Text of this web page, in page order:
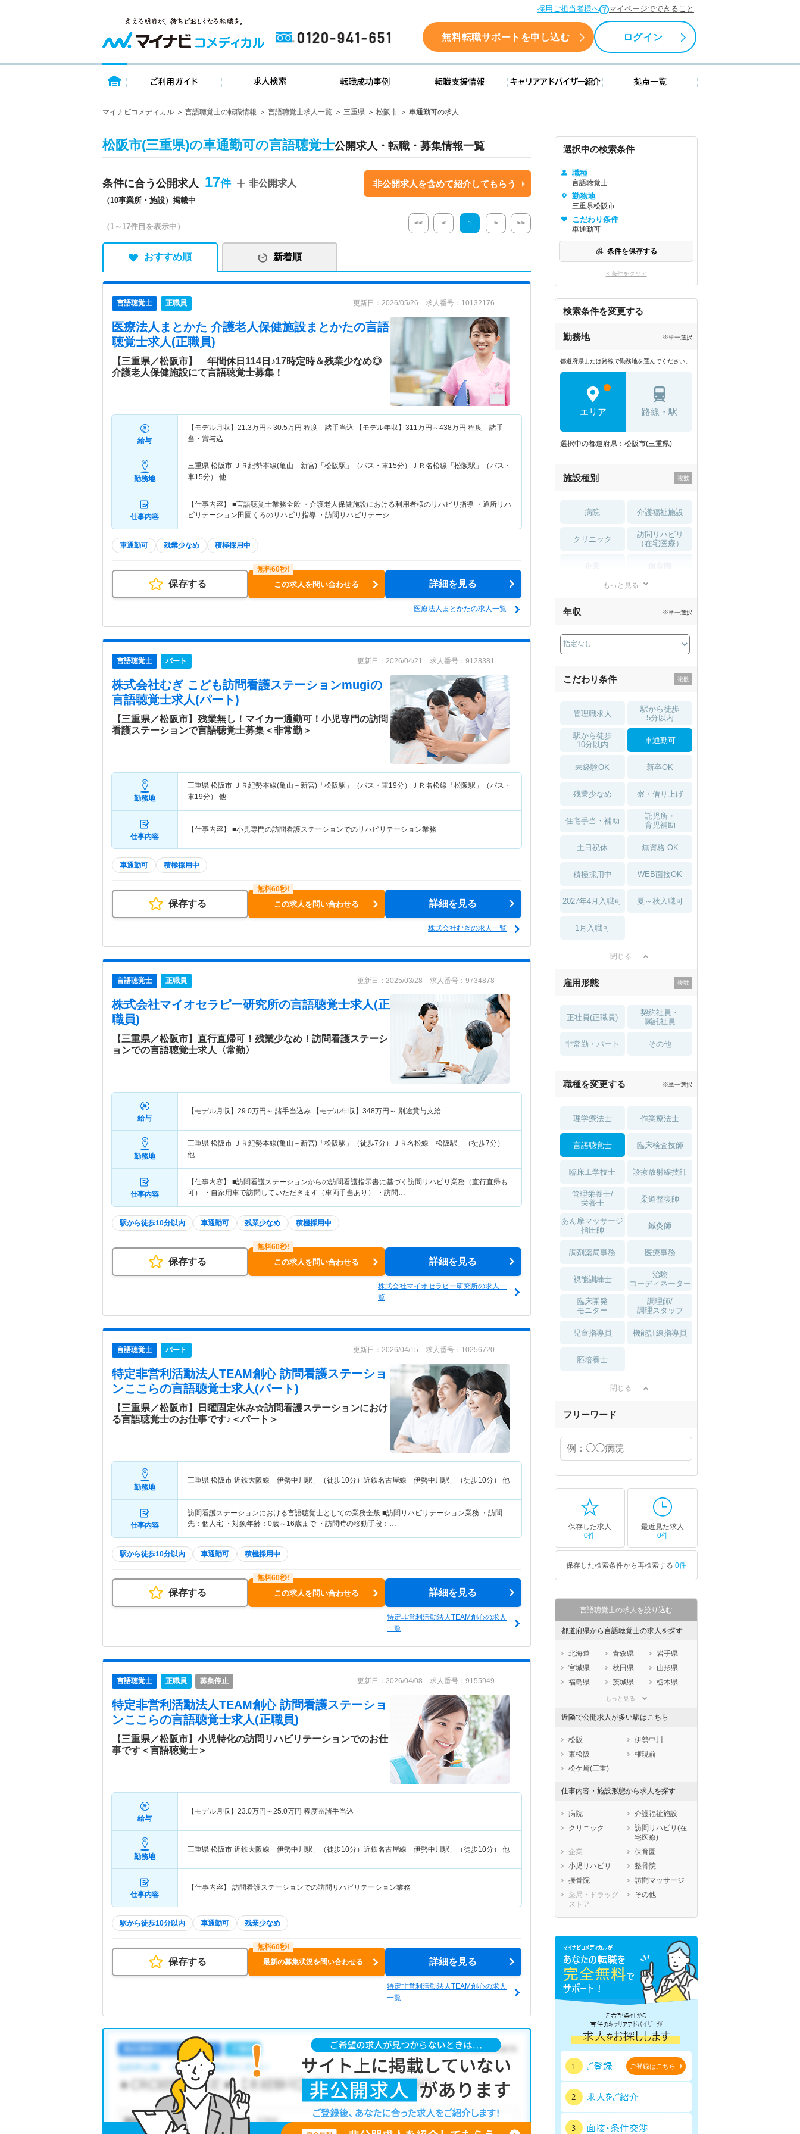
採用ご担当者様へ マイページでできること
0120-941-651 無料転職サポートを申し込む ログイン
トップページ ご利用ガイド 求人検索 転職成功事例 転職支援情報 キャリアアドバイザー紹介 拠点一覧
マイナビコメディカル 言語聴覚士の転職情報 言語聴覚士求人一覧 三重県 松阪市 車通勤可の求人
松阪市(三重県)の車通勤可の言語聴覚士公開求人・転職・募集情報一覧
条件に合う公開求人 17
（10事業所・施設）掲載中
非公開求人 非公開求人を含めて紹介してもらう
（1～17件目を表示中） << < 1 > >>
おすすめ順 新着順
言語聴覚士 正職員 更新日：2026/05/26 求人番号：10132176
医療法人まとかた 介護老人保健施設まとかたの言語
聴覚士求人(正職員)
【三重県／松阪市】 年間休日114日♪17時定時＆残業少なめ◎
介護老人保健施設にて言語聴覚士募集！
給与
【モデル月収】 21.3万円～30.5万円 程度 諸手当込 【モデル年収】 311万円～438万円 程度 諸手
当・賞与込
勤務地
三重県 松阪市 ＪＲ紀勢本線(亀山－新宮)「松阪駅」（バス・車15分）ＪＲ名松線「松阪駅」（バス・
車15分） 他
仕事内容
【仕事内容】 ■言語聴覚士業務全般 ・介護老人保健施設における利用者様のリハビリ指導 ・通所リハ
ビリテーション田園くろのリハビリ指導 ・訪問リハビリテーシ…
車通勤可 残業少なめ 積極採用中
保存する この求人を問い合わせる 詳細を見る
医療法人まとかたの求人一覧
言語聴覚士 パート 更新日：2026/04/21 求人番号：9128381
株式会社むぎ こども訪問看護ステーションmugiの
言語聴覚士求人(パート)
【三重県／松阪市】残業無し！マイカー通勤可！小児専門の訪問
看護ステーションで言語聴覚士募集＜非常勤＞
勤務地
三重県 松阪市 ＪＲ紀勢本線(亀山－新宮)「松阪駅」（バス・車19分）ＪＲ名松線「松阪駅」（バス・
車19分） 他
仕事内容
【仕事内容】 ■小児専門の訪問看護ステーションでのリハビリテーション業務
車通勤可 積極採用中
保存する この求人を問い合わせる 詳細を見る
株式会社むぎの求人一覧
言語聴覚士 正職員 更新日：2025/03/28 求人番号：9734878
株式会社マイオセラピー研究所の言語聴覚士求人(正
職員)
【三重県／松阪市】直行直帰可！残業少なめ！訪問看護ステーシ
ョンでの言語聴覚士求人〈常勤〉
給与
【モデル月収】 29.0万円～ 諸手当込み 【モデル年収】 348万円～ 別途賞与支給
勤務地
三重県 松阪市 ＪＲ紀勢本線(亀山－新宮)「松阪駅」（徒歩7分）ＪＲ名松線「松阪駅」（徒歩7分）
他
仕事内容
【仕事内容】 ■訪問看護ステーションからの訪問看護指示書に基づく訪問リハビリ業務（直行直帰も
可） ・自家用車で訪問していただきます（車両手当あり） ・訪問…
駅から徒歩10分以内 車通勤可 残業少なめ 積極採用中
保存する この求人を問い合わせる 詳細を見る
株式会社マイオセラピー研究所の求人一
覧
言語聴覚士 パート 更新日：2026/04/15 求人番号：10256720
特定非営利活動法人TEAM創心 訪問看護ステーショ
ンここらの言語聴覚士求人(パート)
【三重県／松阪市】日曜固定休み☆訪問看護ステーションにおけ
る言語聴覚士のお仕事です♪＜パート＞
勤務地
三重県 松阪市 近鉄大阪線「伊勢中川駅」（徒歩10分）近鉄名古屋線「伊勢中川駅」（徒歩10分） 他
仕事内容
訪問看護ステーションにおける言語聴覚士としての業務全般 ■訪問リハビリテーション業務 ・訪問
先：個人宅 ・対象年齢：0歳～16歳まで ・訪問時の移動手段：…
駅から徒歩10分以内 車通勤可 積極採用中
保存する この求人を問い合わせる 詳細を見る
特定非営利活動法人TEAM創心の求人
一覧
言語聴覚士 正職員 募集停止 更新日：2026/04/08 求人番号：9155949
特定非営利活動法人TEAM創心 訪問看護ステーショ
ンここらの言語聴覚士求人(正職員)
【三重県／松阪市】小児特化の訪問リハビリテーションでのお仕
事です＜言語聴覚士＞
給与
【モデル月収】 23.0万円～25.0万円 程度※諸手当込
勤務地
三重県 松阪市 近鉄大阪線「伊勢中川駅」（徒歩10分）近鉄名古屋線「伊勢中川駅」（徒歩10分） 他
仕事内容
【仕事内容】 訪問看護ステーションでの訪問リハビリテーション業務
駅から徒歩10分以内 車通勤可 残業少なめ
保存する 最新の募集状況を問い合わせる 詳細を見る
特定非営利活動法人TEAM創心の求人
一覧
選択中の検索条件
職種
言語聴覚士
勤務地
三重県松阪市
こだわり条件
車通勤可
条件を保存する
× 条件をクリア
検索条件を変更する
勤務地 ※単一選択
都道府県または路線で勤務地を選んでください。
エリア 路線・駅
選択中の都道府県：松阪市(三重県)
施設種別
病院 介護福祉施設
クリニック
訪問リハビリ
（在宅医療）
薬局・
もっと見る
年収 ※単一選択
こだわり条件
管理職求人
駅から徒歩
5分以内
駅から徒歩
10分以内
車通勤可
未経験OK 新卒OK
残業少なめ 寮・借り上げ
住宅手当・補助
託児所・
育児補助
土日祝休 無資格 OK
積極採用中 WEB面接OK
2027年4月入職可 夏～秋入職可
1月入職可
閉じる
雇用形態
正社員(正職員)
契約社員・
嘱託社員
非常勤・パート その他
職種を変更する ※単一選択
理学療法士 作業療法士
言語聴覚士 臨床検査技師
臨床工学技士 診療放射線技師
管理栄養士/
栄養士
柔道整復師
あん摩マッサージ
指圧師
鍼灸師
調剤薬局事務 医療事務
視能訓練士
治験
コーディネーター
臨床開発
モニター
調理師/
調理スタッフ
児童指導員 機能訓練指導員
胚培養士
閉じる
フリーワード
保存した求人
0件
最近見た求人
0件
保存した検索条件から再検索する 0件
言語聴覚士の求人を絞り込む
都道府県から言語聴覚士の求人を探す
北海道 青森県
岩手県
宮城県
秋田県
山形県
福島県
茨城県
栃木県
埼玉県
石川県
福井県
岐阜県
静岡県
愛知県
滋賀県
鳥取県
島根県
岡山県
広島県
山口県
徳島県
香川県
愛媛県
高知県
長崎県
熊本県
大分県
鹿児島県
沖縄県
もっと見る
近隣で公開求人が多い駅はこちら
松阪
伊勢中川
東松阪
権現前
松ケ崎(三重)
仕事内容・施設形態から求人を探す
病院
介護福祉施設
クリニック
訪問リハビリ(在
宅医療)
企業
保育園
小児リハビリ
整骨院
接骨院
訪問マッサージ
薬局・ドラッグ
ストア
その他
ご登録はこちら